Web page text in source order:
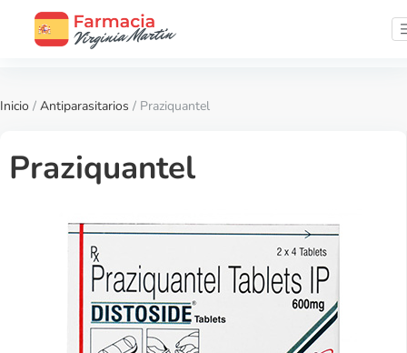
Inicio / Antiparasitarios / Praziquantel
Praziquantel